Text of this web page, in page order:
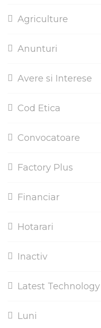
Agriculture
Anunturi
Avere si Interese
Cod Etica
Convocatoare
Factory Plus
Financiar
Hotarari
Inactiv
Latest Technology
Luni